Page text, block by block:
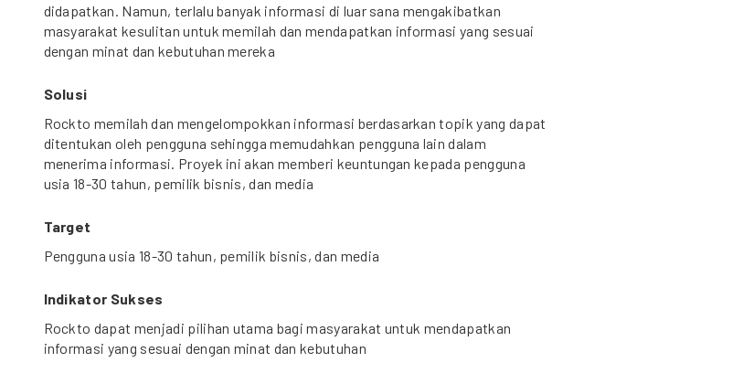
didapatkan. Namun, terlalu banyak informasi di luar sana mengakibatkan
masyarakat kesulitan untuk memilah dan mendapatkan informasi yang sesuai
dengan minat dan kebutuhan mereka
Solusi
Rockto memilah dan mengelompokkan informasi berdasarkan topik yang dapat
ditentukan oleh pengguna sehingga memudahkan pengguna lain dalam
menerima informasi. Proyek ini akan memberi keuntungan kepada pengguna
usia 18-30 tahun, pemilik bisnis, dan media
Target
Pengguna usia 18-30 tahun, pemilik bisnis, dan media
Indikator Sukses
Rockto dapat menjadi pilihan utama bagi masyarakat untuk mendapatkan
informasi yang sesuai dengan minat dan kebutuhan